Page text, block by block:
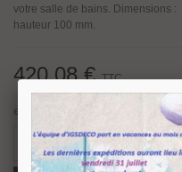
votre salle de bains. Dimensions
hauteur 100 mm.
420,08 € TTC
en stock : expédition sous